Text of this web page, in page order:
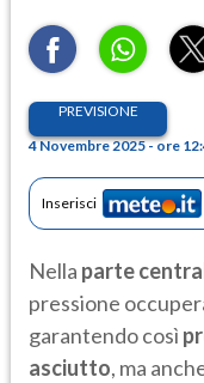
PREVISIONE
4 Novembre 2025 - ore
Inserisci
Nella parte
pressione
garantendo così
asciutto, ma